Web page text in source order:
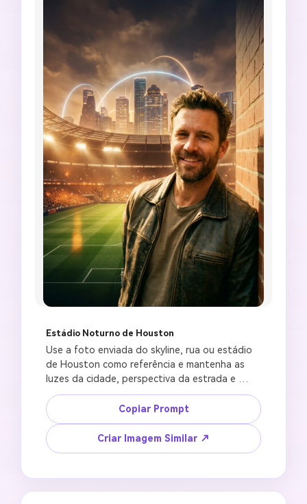
Estádio Noturno de Houston
Use a foto enviada do skyline, rua ou estádio
de Houston como referência e mantenha as
luzes da cidade, perspectiva da estrada e
formas dos edifícios consistentes. Crie um
fundo de estádio de futebol cinematográfico
com névoa quente noturna, brilho da multidão,
arcos de luz sutis inspirados na cidade
espacial, reflexo do campo verde, nuvens
título personalizado, corte ultrawide 21:9, sem
sinalização oficial, sem escudo de time, sem
Copiar Prompt
Criar Imagem Similar ↗